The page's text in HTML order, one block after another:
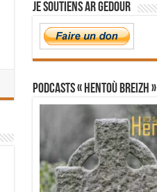
Je soutiens Ar Gedour
PODCASTS « Hentoù Breizh »